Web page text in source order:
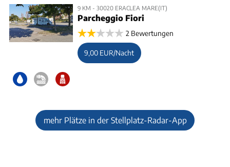
9 KM - 30020 ERACLEA MARE(IT)
Parcheggio Fiori
2 Bewertungen
9,00 EUR/Nacht
mehr Plätze in der Stellplatz-Radar-App